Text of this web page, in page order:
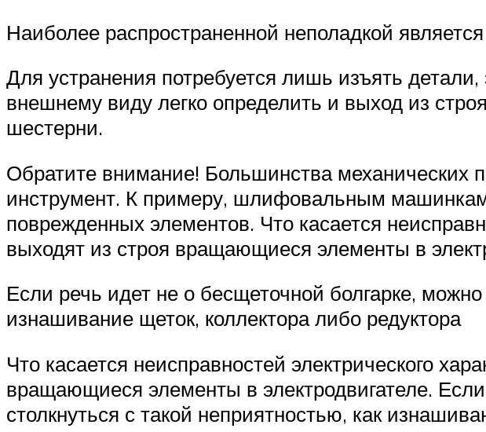
Наиболее распространенной неполадкой
Для устранения потребуется лишь изъять
внешнему виду легко определить и выход из
шестерни.
Обратите внимание! Большинства механических
инструмент. К примеру, шлифовальным
поврежденных элементов. Что касается
выходят из строя вращающиеся элементы в
Если речь идет не о бесщеточной болгарке,
изнашивание щеток, коллектора либо редуктора
Что касается неисправностей электрического
вращающиеся элементы в электродвигателе.
столкнуться с такой неприятностью, как